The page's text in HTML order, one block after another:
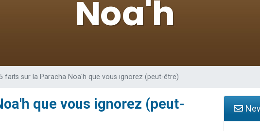
viennent de demander une bénédiction
faits sur la Paracha Noa'h que vous ignorez (peut-être)
que vous ignorez (peut-